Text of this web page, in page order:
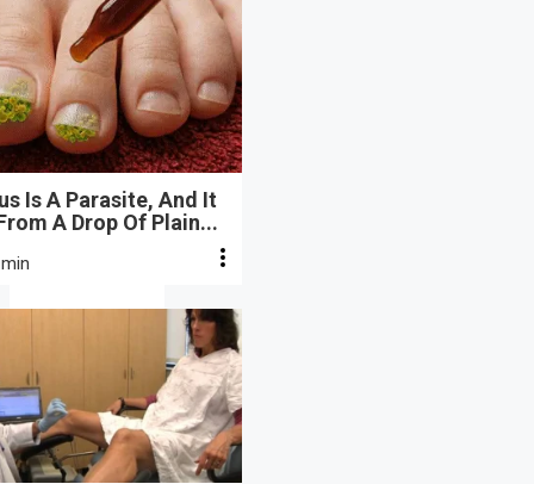
Is A Parasite, And It
A Drop Of Plain...